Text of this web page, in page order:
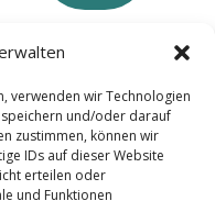
verwenden wir Technologien
und/oder darauf
zustimmen, können wir
IDs auf dieser Website
erteilen oder
und Funktionen